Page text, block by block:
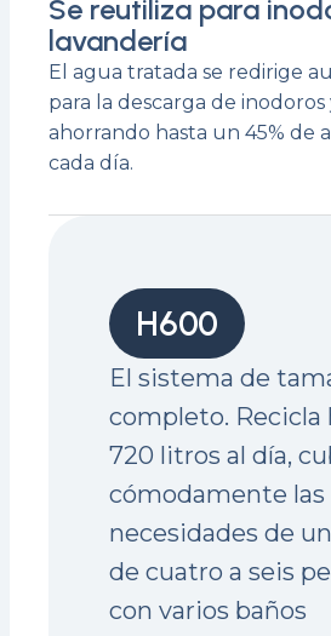
Se reutiliza para
lavandería
El agua tratada se redirige
para la descarga de
ahorrando hasta un 45% de
cada día.
H600
El sistema de
completo. Recicla
720 litros al día,
cómodamente las
necesidades de
de cuatro a seis
con varios baños